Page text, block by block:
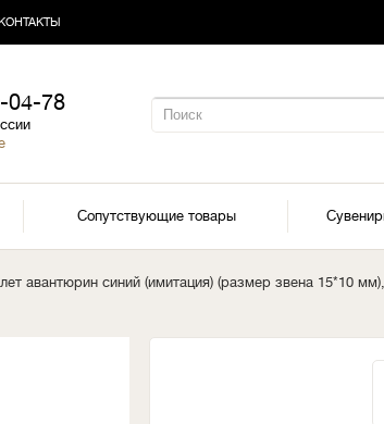
04-78
Сопутствующие товары
авантюрин синий (имитация) (размер звена 15*10